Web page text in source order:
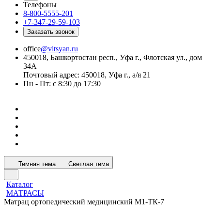
Телефоны
8-800-5555-201
+7-347-29-59-103
Заказать звонок
office@vitsyan.ru
450018, Башкортостан респ., Уфа г., Флотская ул., дом
34А
Почтовый адрес: 450018, Уфа г., а/я 21
Пн - Пт: с 8:30 до 17:30
Темная тема Светлая тема
Каталог
МАТРАСЫ
Матрац ортопедический медицинский М1-ТК-7